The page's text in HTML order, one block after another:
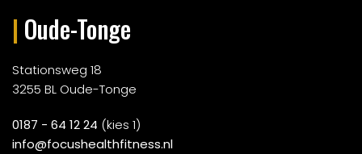
| Oude-Tonge
Stationsweg 18
3255 BL Oude-Tonge
0187 - 64 12 24 (kies 1)
info@focushealthfitness.nl